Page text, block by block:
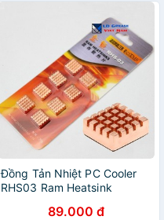
Đồng Tản Nhiệt PC Cooler
RHS03 Ram Heatsink
89.000 đ